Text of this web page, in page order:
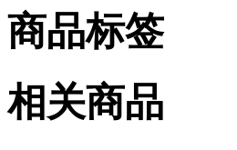
商品标签
相关商品